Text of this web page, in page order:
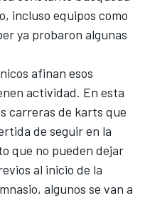
incluso equipos como
ya probaron algunas
afinan esos
actividad. En esta
carreras de karts que
de seguir en la
que no pueden dejar
al inicio de la
algunos se van a